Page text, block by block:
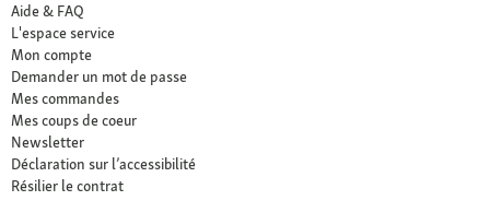
Aide & FAQ
L'espace service
Mon compte
Demander un mot de passe
Mes commandes
Mes coups de coeur
Newsletter
Déclaration sur l’accessibilité
Résilier le contrat